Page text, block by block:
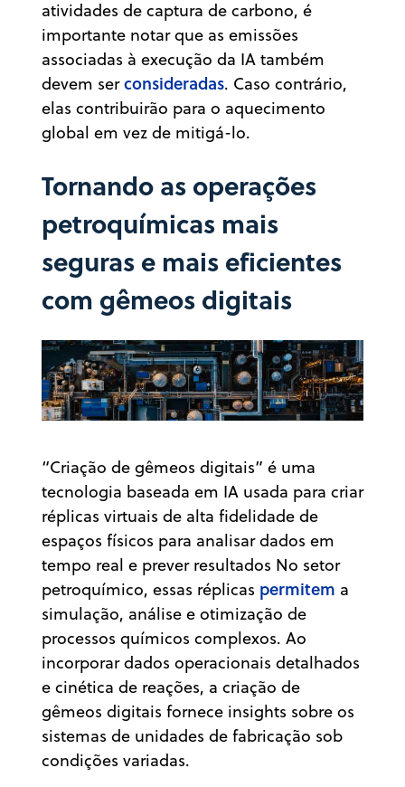
atividades de captura de carbono, é
importante notar que as emissões
associadas à execução da IA também
devem serconsideradas. Caso contrário,
elas contribuirão para o aquecimento
global em vez de mitigá-lo.
Tornando as operações
petroquímicas mais
seguras e mais eficientes
com gêmeos digitais
“Criação de gêmeos digitais” é uma
tecnologia baseada em IA usada para criar
réplicas virtuais de alta fidelidade de
espaços físicos para analisar dados em
tempo real e prever resultados No setor
petroquímico, essas réplicas permitem a
simulação, análise e otimização de
processos químicos complexos. Ao
incorporar dados operacionais detalhados
e cinética de reações, a criação de
gêmeos digitais fornece insights sobre os
sistemas de unidades de fabricação sob
condições variadas.